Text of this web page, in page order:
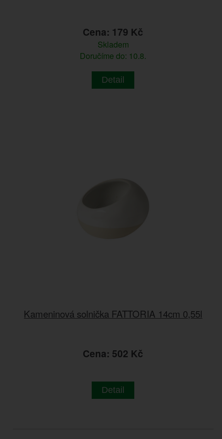
Cena: 179 Kč
Skladem
Doručíme do: 10.8.
Detail
Kameninová solnička FATTORIA 14cm 0,55l
Cena: 502 Kč
Detail